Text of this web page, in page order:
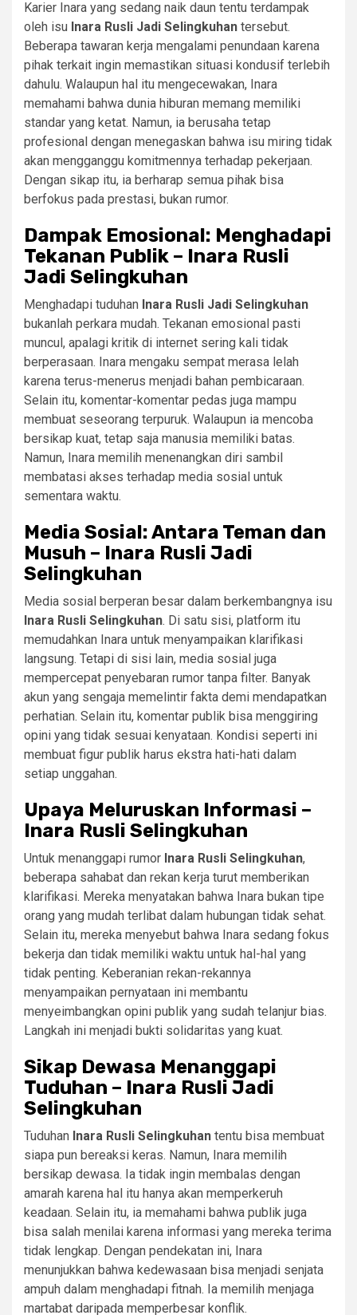
Karier Inara yang sedang naik daun tentu terdampak
oleh isu Inara Rusli Jadi Selingkuhan tersebut.
Beberapa tawaran kerja mengalami penundaan karena
pihak terkait ingin memastikan situasi kondusif terlebih
dahulu. Walaupun hal itu mengecewakan, Inara
memahami bahwa dunia hiburan memang memiliki
standar yang ketat. Namun, ia berusaha tetap
profesional dengan menegaskan bahwa isu miring tidak
akan mengganggu komitmennya terhadap pekerjaan.
Dengan sikap itu, ia berharap semua pihak bisa
berfokus pada prestasi, bukan rumor.
Dampak Emosional: Menghadapi
Tekanan Publik – Inara Rusli
Jadi Selingkuhan
Menghadapi tuduhan Inara Rusli Jadi Selingkuhan
bukanlah perkara mudah. Tekanan emosional pasti
muncul, apalagi kritik di internet sering kali tidak
berperasaan. Inara mengaku sempat merasa lelah
karena terus-menerus menjadi bahan pembicaraan.
Selain itu, komentar-komentar pedas juga mampu
membuat seseorang terpuruk. Walaupun ia mencoba
bersikap kuat, tetap saja manusia memiliki batas.
Namun, Inara memilih menenangkan diri sambil
membatasi akses terhadap media sosial untuk
sementara waktu.
Media Sosial: Antara Teman dan
Musuh – Inara Rusli Jadi
Selingkuhan
Media sosial berperan besar dalam berkembangnya isu
Inara Rusli Selingkuhan. Di satu sisi, platform itu
memudahkan Inara untuk menyampaikan klarifikasi
langsung. Tetapi di sisi lain, media sosial juga
mempercepat penyebaran rumor tanpa filter. Banyak
akun yang sengaja memelintir fakta demi mendapatkan
perhatian. Selain itu, komentar publik bisa menggiring
opini yang tidak sesuai kenyataan. Kondisi seperti ini
membuat figur publik harus ekstra hati-hati dalam
setiap unggahan.
Upaya Meluruskan Informasi –
Inara Rusli Selingkuhan
Untuk menanggapi rumor Inara Rusli Selingkuhan,
beberapa sahabat dan rekan kerja turut memberikan
klarifikasi. Mereka menyatakan bahwa Inara bukan tipe
orang yang mudah terlibat dalam hubungan tidak sehat.
Selain itu, mereka menyebut bahwa Inara sedang fokus
bekerja dan tidak memiliki waktu untuk hal-hal yang
tidak penting. Keberanian rekan-rekannya
menyampaikan pernyataan ini membantu
menyeimbangkan opini publik yang sudah telanjur bias.
Langkah ini menjadi bukti solidaritas yang kuat.
Sikap Dewasa Menanggapi
Tuduhan – Inara Rusli Jadi
Selingkuhan
Tuduhan Inara Rusli Selingkuhan tentu bisa membuat
siapa pun bereaksi keras. Namun, Inara memilih
bersikap dewasa. Ia tidak ingin membalas dengan
amarah karena hal itu hanya akan memperkeruh
keadaan. Selain itu, ia memahami bahwa publik juga
bisa salah menilai karena informasi yang mereka terima
tidak lengkap. Dengan pendekatan ini, Inara
menunjukkan bahwa kedewasaan bisa menjadi senjata
ampuh dalam menghadapi fitnah. Ia memilih menjaga
martabat daripada memperbesar konflik.